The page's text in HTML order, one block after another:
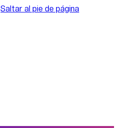
Saltar al pie de página